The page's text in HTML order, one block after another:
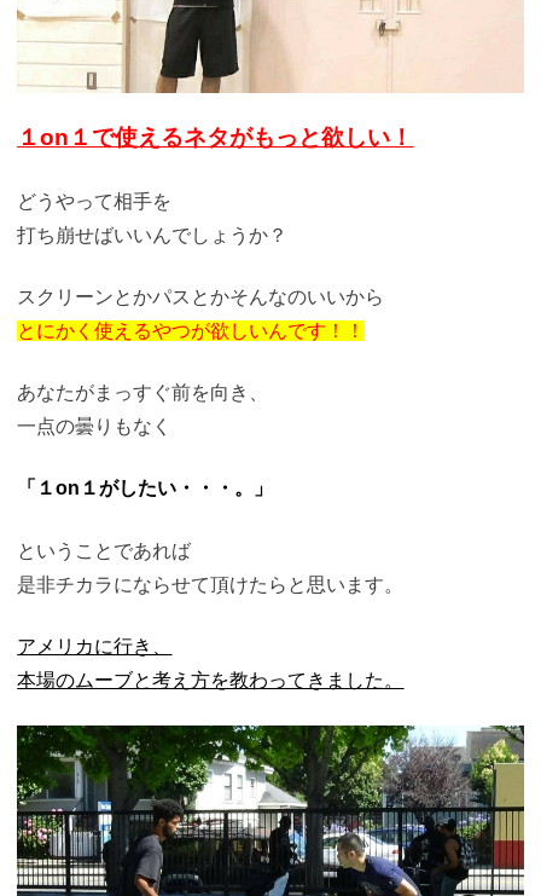
１on１で使えるネタがもっと欲しい！
どうやって相手を
打ち崩せばいいんでしょうか？
スクリーンとかパスとかそんなのいいから
とにかく使えるやつが欲しいんです！！
あなたがまっすぐ前を向き、
一点の曇りもなく
「１on１がしたい・・・。」
ということであれば
是非チカラにならせて頂けたらと思います。
アメリカに行き、
本場のムーブと考え方を教わってきました。